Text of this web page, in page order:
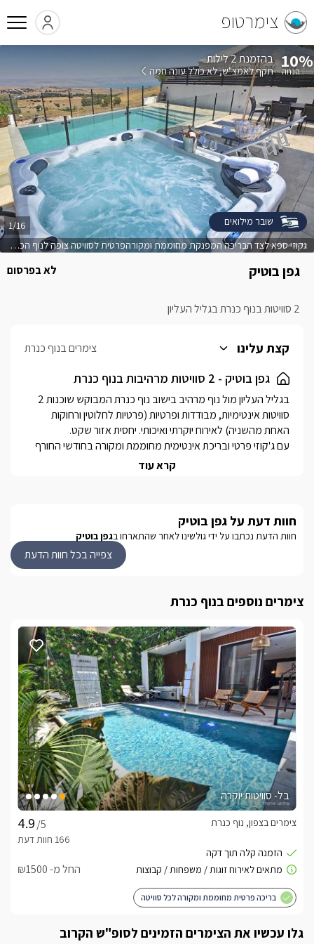
צימרטופ
גפן בוטיק
2 סוויטות בנוף כנרת בגליל העליון
לא בפרסום
גקוזי ספא לצד הבריכה המפנקת מחוממת ומקורהפרטית לסוויטה צופה לנוף הכנרת
1/16
10% בהזמנת 2 לילות
תקף לאמצ"ש לא כולל עונה חמה
שובר מילואים
קצת עלינו צימרים בנוף כנרת
גפן בוטיק - 2 סוויטות מרהיבות בנוף כנרת
אירוח יוקרתי בסוויטות המפנקות
לבעלי המתחם שתי סוויטות מרהיבות: "סוויטת גפן בוטיק" , "סוויטה
איזור החוץ פרטי לכל סוויטה
ביציאתכם אל החצר המפנקת והפרטית של כל אחת מהסוויטות
תחכה לכם הבריכה הפרטית- מגודרת (מחוממת ומקורה בחודשי
החורף 34 מעלות ), לצידה ניצבות מיטות שיזוף, שולחנות ופינות
בסמוך לבריכה המפנקת ניצב ג'קוזי ספא מרווח ממנו ניתן להשקיף
עוד תמצאו בחצר שולחן אוכל גדול במיוחד ובסמוך לו עמדת
במתחם "גפן בוטיק" חדר מרווח ובו ספות נפתחות, שולחנות משחק
קרא עוד
חוות דעת על גפן בוטיק
חוות הדעת נכתבו על ידי גולשינו לאחר שהתארחו בגפן בוטיק
צפייה בכל חוות הדעת
צימרים נוספים בנוף כנרת
בל- סוויטות יוקרה
/5
צימרים בצפון, נוף כנרת
החל מ- ₪1500
בריכה פרטית מחוממת ומקורה לכל סוויטה
גלו עכשיו את הצימרים הזמינים לסופ"ש הקרוב